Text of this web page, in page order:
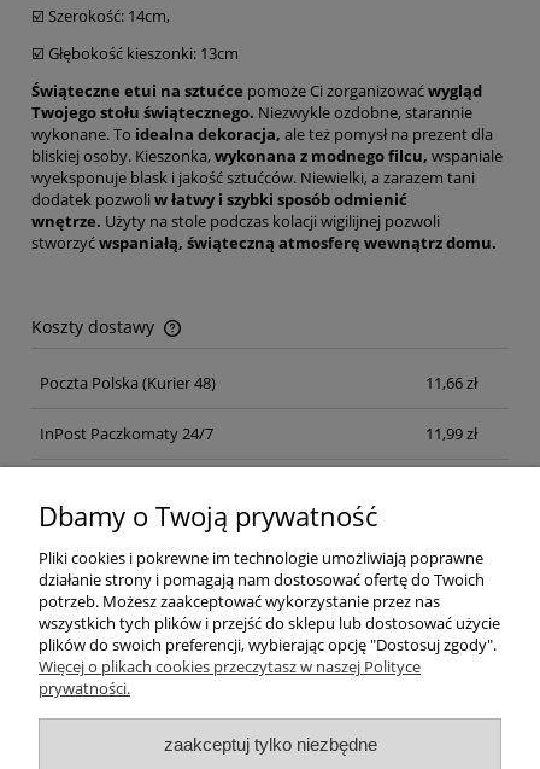
☑️ Szerokość: 14cm,
☑️ Głębokość kieszonki: 13cm
Świąteczne etui na sztućce pomoże Ci zorganizowaćwygląd
Twojego stołu świątecznego. Niezwykle ozdobne, starannie
wykonane. To idealna dekoracja, ale też pomysł na prezent dla
bliskiej osoby. Kieszonka, wykonana z modnego filcu, wspaniale
wyeksponuje blask i jakość sztućców. Niewielki, a zarazem tani
dodatek pozwoli w łatwy i szybki sposób odmienić
wnętrze. Użyty na stole podczas kolacji wigilijnej pozwoli
stworzyćwspaniałą, świąteczną atmosferę wewnątrz domu.
Koszty dostawy
Cena nie zawiera ewentualnych kosztów płatności
Poczta Polska (Kurier 48) 11,66 zł
InPost Paczkomaty 24/7 11,99 zł
Pomoc
Moje konto
Dbamy o Twoją prywatność
Pliki cookies i pokrewne im technologie umożliwiają poprawne
działanie strony i pomagają nam dostosować ofertę do Twoich
potrzeb. Możesz zaakceptować wykorzystanie przez nas
wszystkich tych plików i przejść do sklepu lub dostosować użycie
plików do swoich preferencji, wybierając opcję "Dostosuj zgody".
Więcej o plikach cookies przeczytasz w naszej Polityce
prywatności.
zaakceptuj tylko niezbędne